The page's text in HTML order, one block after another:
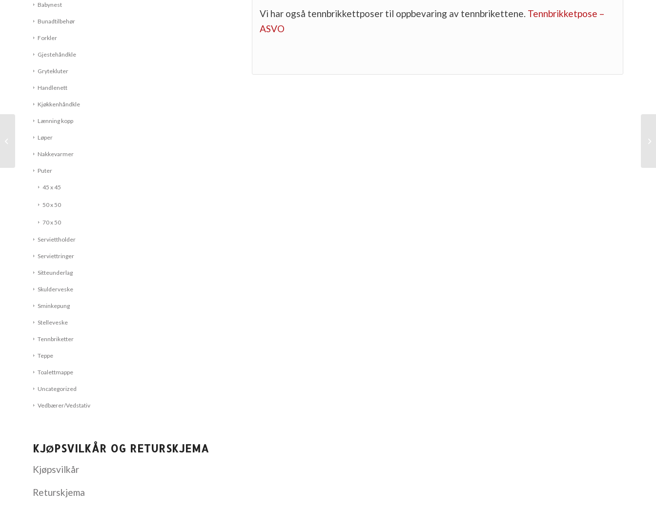
Babynest
Bunadtilbehør
Forkler
Gjestehåndkle
Grytekluter
Handlenett
Kjøkkenhåndkle
Lænning kopp
Løper
Nakkevarmer
Puter
45 x 45
50 x 50
70 x 50
Serviettholder
Serviettringer
Sitteunderlag
Skulderveske
Sminkepung
Stelleveske
Tennbriketter
Teppe
Toalettmappe
Uncategorized
Vedbærer/Vedstativ
KJØPSVILKÅR OG RETURSKJEMA
Kjøpsvilkår
Returskjema
Vi har også tennbrikkettposer til oppbevaring av tennbrikettene. Tennbrikketpose –
ASVO
Gjestehåndkle